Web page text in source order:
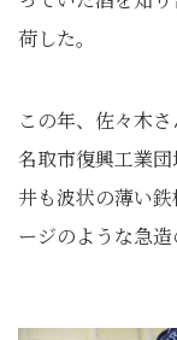
荷した。
この年、佐々木
名取市復興工業
井も波状の薄い
ージのような急造